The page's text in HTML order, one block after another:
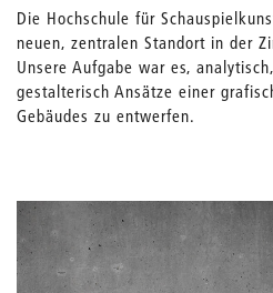
Die Hochschule für
neuen, zentralen Standort in der
Unsere Aufgabe war es,
gestalterisch Ansätze einer
Gebäudes zu­ ­ent­werfen.